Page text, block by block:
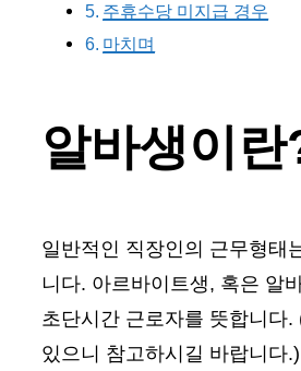
주휴수당 미지급 경우
마치며
알바생이란
일반적인 직장인의 근무형태
니다. 아르바이트생, 혹은 알
초단시간 근로자를 뜻합니다
있으니 참고하시길 바랍니다.)